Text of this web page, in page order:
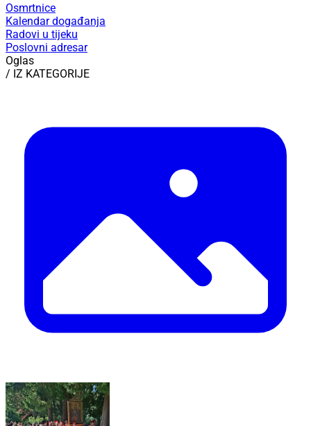
Osmrtnice
Kalendar događanja
Radovi u tijeku
Poslovni adresar
Oglas
/ IZ KATEGORIJE